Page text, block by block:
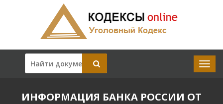
ИНФОРМАЦИЯ БАНКА РОССИИ ОТ